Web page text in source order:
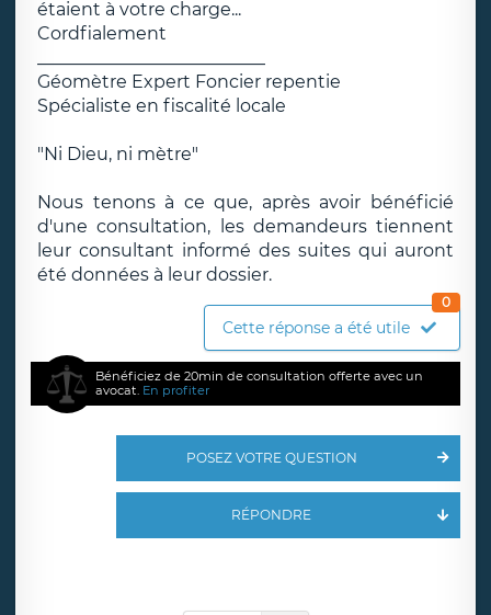
étaient à votre charge...
Cordfialement
Géomètre Expert Foncier repentie
Spécialiste en fiscalité locale
"Ni Dieu, ni mètre"
Nous tenons à ce que, après avoir bénéficié
d'une consultation, les demandeurs tiennent
leur consultant informé des suites qui auront
été données à leur dossier.
Cette réponse a été utile
0
Bénéficiez de 20min de consultation offerte avec un
avocat. En profiter
POSEZ VOTRE QUESTION
RÉPONDRE